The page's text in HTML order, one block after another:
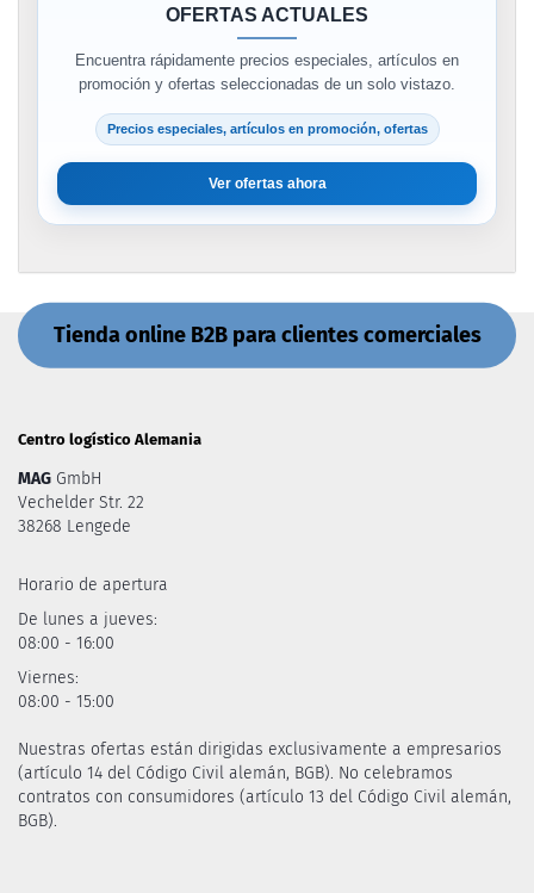
OFERTAS ACTUALES
Encuentra rápidamente precios especiales, artículos en
promoción y ofertas seleccionadas de un solo vistazo.
Precios especiales, artículos en promoción, ofertas
Ver ofertas ahora
Tienda online B2B para clientes comerciales
Centro logístico Alemania
MAG GmbH
Vechelder Str. 22
38268 Lengede
Horario de apertura
De lunes a jueves:
08:00 - 16:00
Viernes:
08:00 - 15:00
Nuestras ofertas están dirigidas exclusivamente a empresarios
(artículo 14 del Código Civil alemán, BGB). No celebramos
contratos con consumidores (artículo 13 del Código Civil alemán,
BGB).